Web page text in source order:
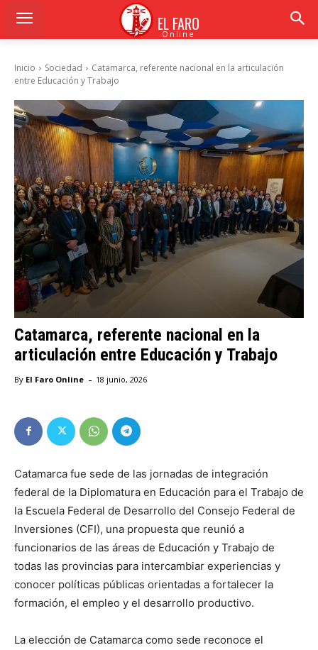
EL FARO
Online
Inicio Sociedad
Catamarca, referente nacional en la articulación
entre Educación y Trabajo
Catamarca, referente nacional en la
articulación entre Educación y Trabajo
By El Faro Online - 18 junio, 2026
Catamarca fue sede de las jornadas de integración
federal de la Diplomatura en Educación para el Trabajo de
la Escuela Federal de Desarrollo del Consejo Federal de
Inversiones (CFI), una propuesta que reunió a
funcionarios de las áreas de Educación y Trabajo de
todas las provincias para intercambiar experiencias y
conocer políticas públicas orientadas a fortalecer la
formación, el empleo y el desarrollo productivo.
La elección de Catamarca como sede reconoce el